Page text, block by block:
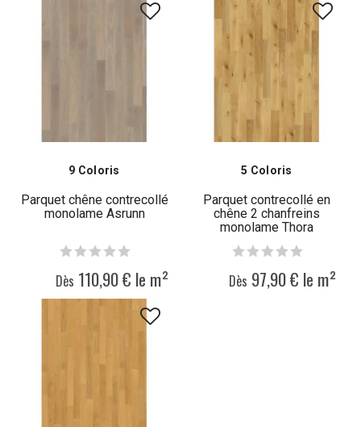
9 Coloris
Parquet chêne contrecollé
monolame Asrunn
Dès 110,90 € le m²
5 Coloris
Parquet contrecollé en
chêne 2 chanfreins
monolame Thora
Dès 97,90 € le m²